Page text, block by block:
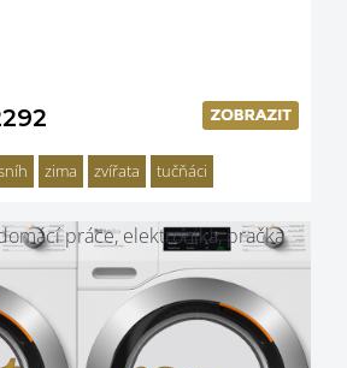
zima zvířata tučňáci